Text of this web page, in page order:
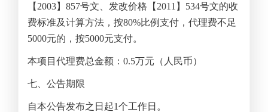
【2003】857号文、发改价格【2011】534号文的收
费标准及计算方法，按80%比例支付，代理费不足
5000元的，按5000元支付。
本项目代理费总金额：0.5万元（人民币）
七、公告期限
自本公告发布之日起1个工作日。